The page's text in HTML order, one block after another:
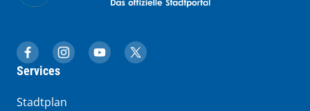
muenchen.de auf Facebook
muenchen.de auf Instagram
muenchen.de auf YouTube
muenchen.de auf X
Services
Stadtplan